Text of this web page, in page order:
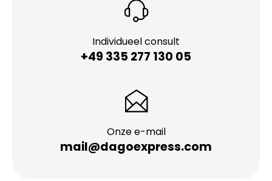
Individueel consult
+49 335 277 130 05
Onze e-mail
mail@dagoexpress.com